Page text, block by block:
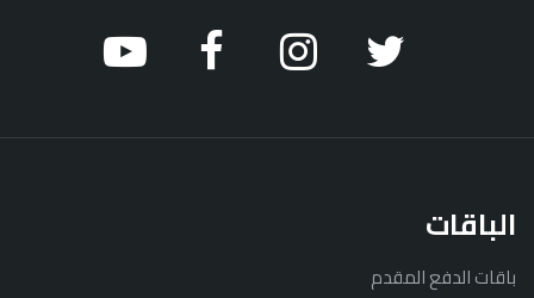
الباقات
باقات الدفع المقدم